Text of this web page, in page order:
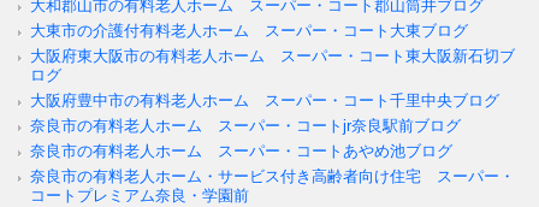
大和郡山市の有料老人ホーム スーパー・コート郡山筒井ブログ
大東市の介護付有料老人ホーム スーパー・コート大東ブログ
大阪府東大阪市の有料老人ホーム スーパー・コート東大阪新石切ブ
ログ
大阪府豊中市の有料老人ホーム スーパー・コート千里中央ブログ
奈良市の有料老人ホーム スーパー・コートjr奈良駅前ブログ
奈良市の有料老人ホーム スーパー・コートあやめ池ブログ
奈良市の有料老人ホーム・サービス付き高齢者向け住宅 スーパー・
コートプレミアム奈良・学園前